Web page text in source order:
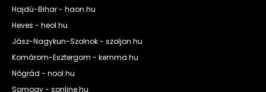
Hajdú-Bihar - haon.hu
Heves - heol.hu
Jász-Nagykun-Szolnok - szoljon.hu
Komárom-Esztergom - kemma.hu
Nógrád - nool.hu
Somogy - sonline.hu